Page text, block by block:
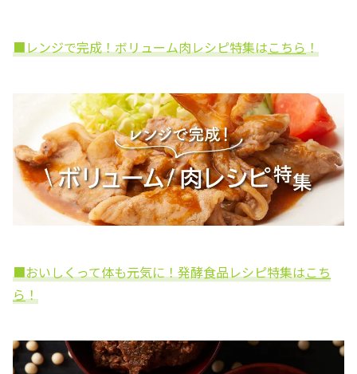
■レンジで完成！ボリューム肉レシピ特集はこちら！
■おいしくって体も元気に！発酵食品レシピ特集はこち
ら！